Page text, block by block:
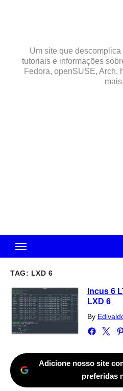
Um site que
tutoriais e informações
Fedora, openSUSE, Arch,
mais.
TAG: LXD 6
Incus 6
LXD 6
By
Adicione nosso site
preferidas